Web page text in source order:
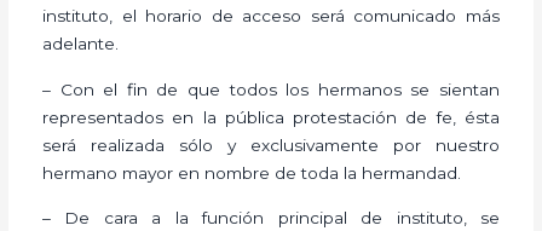
instituto, el horario de acceso será comunicado más
adelante.
– Con el fin de que todos los hermanos se sientan
representados en la pública protestación de fe, ésta
será realizada sólo y exclusivamente por nuestro
hermano mayor en nombre de toda la hermandad.
– De cara a la función principal de instituto, se